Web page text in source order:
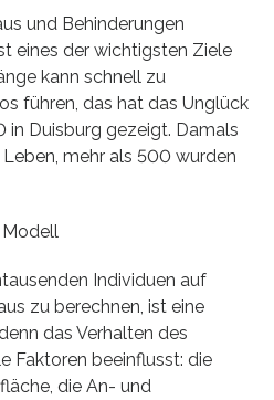
und Behinderungen
eines der wichtigsten Ziele
kann schnell zu
führen, das hat das Unglück
in Duisburg gezeigt. Damals
mehr als 500 wurden
Individuen auf
zu berechnen, ist eine
das Verhalten des
Faktoren beeinflusst: die
die An- und